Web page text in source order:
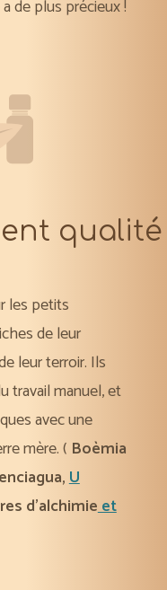
de plus précieux !
qualité
les petits
de leur
leur terroir. Ils
travail manuel, et
avec une
mère. ( Boèmia
U
d’alchimieet